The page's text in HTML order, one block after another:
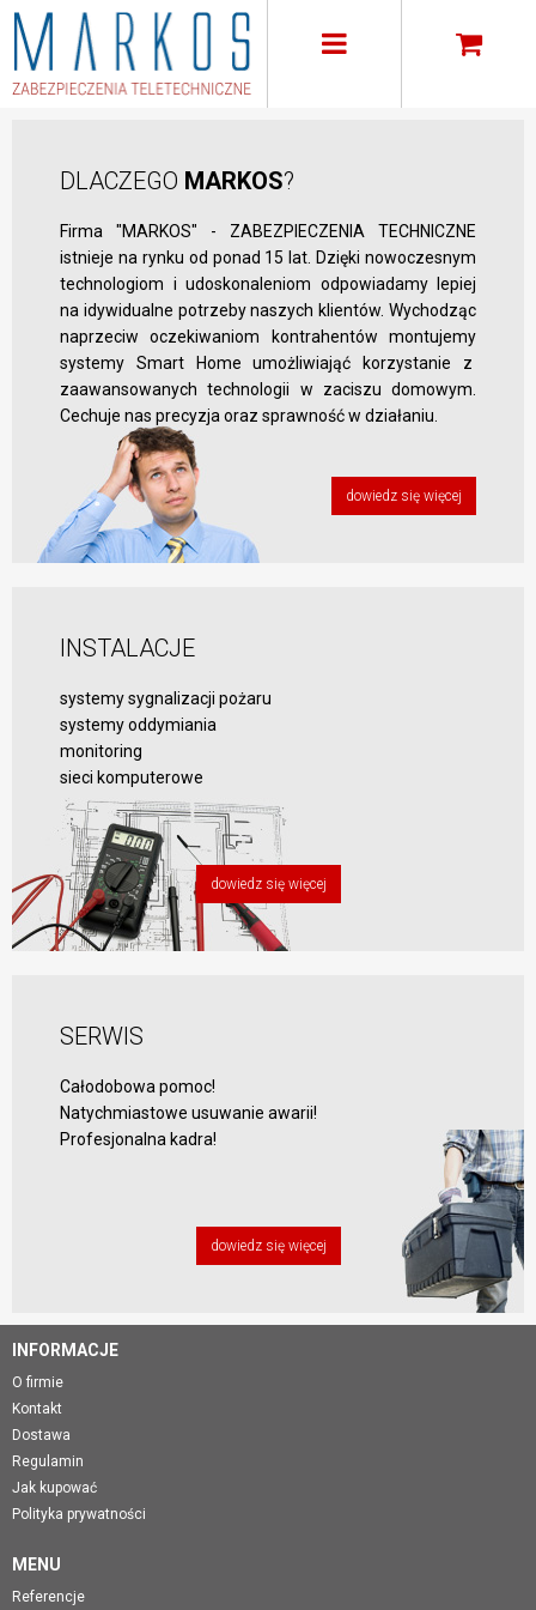
DLACZEGO MARKOS?
Firma "MARKOS" - ZABEZPIECZENIA TECHNICZNE
istnieje na rynku od ponad 15 lat. Dzięki nowoczesnym
technologiom i udoskonaleniom odpowiadamy lepiej
na idywidualne potrzeby naszych klientów. Wychodząc
naprzeciw oczekiwaniom kontrahentów montujemy
systemy Smart Home umożliwiająć korzystanie z
zaawansowanych technologii w zaciszu domowym.
Cechuje nas precyzja oraz sprawność w działaniu.
dowiedz się więcej
INSTALACJE
systemy sygnalizacji pożaru
systemy oddymiania
monitoring
sieci komputerowe
dowiedz się więcej
SERWIS
Całodobowa pomoc!
Natychmiastowe usuwanie awarii!
Profesjonalna kadra!
dowiedz się więcej
INFORMACJE
O firmie
Kontakt
Dostawa
Regulamin
Jak kupować
Polityka prywatności
MENU
Referencje